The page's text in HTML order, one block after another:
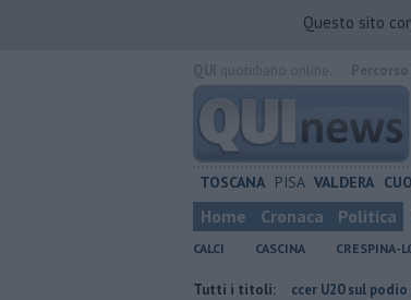
Questo sito
TOSCANA PISA VALDERA
Home Cronaca Politica
CALCI CASCINA CRESPINA-
Tutti i titoli:
Il Pisa Beach Soccer U20 sul podio italiano